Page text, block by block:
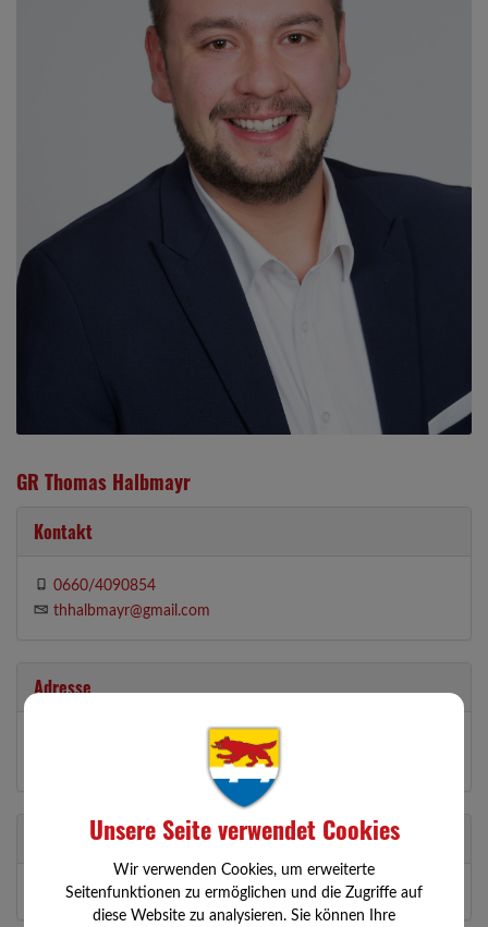
GR Thomas Halbmayr
Kontakt
0660/4090854
thhalbmayr@gmail.com
Adresse
Unsere Seite verwendet Cookies
Wir verwenden Cookies, um erweiterte
Seitenfunktionen zu ermöglichen und die Zugriffe auf
diese Website zu analysieren. Sie können Ihre